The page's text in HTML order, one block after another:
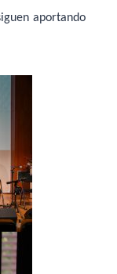
aportando